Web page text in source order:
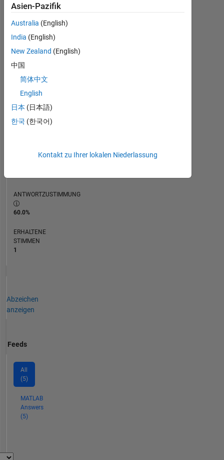
0
RANG
302.028
REPUTATION
1
ANTWORTZUSTIMMUNG
60.0%
ERHALTENE
STIMMEN
1
Abzeichen
anzeigen
Feeds
All
(5)
MATLAB
Answers
(5)
Asien-Pazifik
Australia (English)
India (English)
New Zealand (English)
中国
简体中文
English
日本 (日本語)
한국 (한국어)
Kontakt zu Ihrer lokalen Niederlassung